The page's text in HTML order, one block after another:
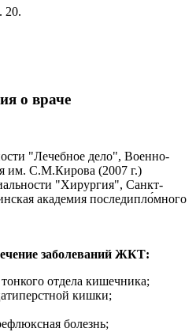
20.
о враче
"Лечебное дело", Военно-
им. С.М.Кирова (2007 г.)
"Хирургия", Санкт-
академия последипло́много
заболеваний ЖКТ:
отдела кишечника;
кишки;
болезнь;